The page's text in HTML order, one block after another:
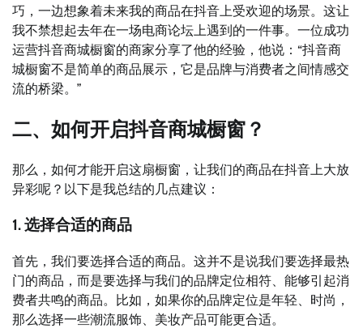
巧，一边想象着未来我的商品在抖音上受欢迎的场景。这让
我不禁想起去年在一场电商论坛上遇到的一件事。一位成功
运营抖音商城橱窗的商家分享了他的经验，他说：“抖音商
城橱窗不是简单的商品展示，它是品牌与消费者之间情感交
流的桥梁。”
二、如何开启抖音商城橱窗？
那么，如何才能开启这扇橱窗，让我们的商品在抖音上大放
异彩呢？以下是我总结的几点建议：
1. 选择合适的商品
首先，我们要选择合适的商品。这并不是说我们要选择最热
门的商品，而是要选择与我们的品牌定位相符、能够引起消
费者共鸣的商品。比如，如果你的品牌定位是年轻、时尚，
那么选择一些潮流服饰、美妆产品可能更合适。